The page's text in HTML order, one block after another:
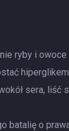
ryby i
sera, liść
batalię o